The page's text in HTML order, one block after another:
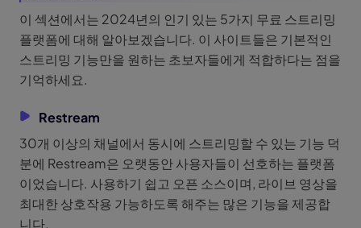
이 섹션에서는 2024년의 인기 있는 5가지 무료 스트리밍
플랫폼에 대해 알아보겠습니다. 이 사이트들은 기본적인
스트리밍 기능만을 원하는 초보자들에게 적합하다는 점을
기억하세요.
Restream
30개 이상의 채널에서 동시에 스트리밍할 수 있는 기능 덕
분에 Restream은 오랫동안 사용자들이 선호하는 플랫폼
이었습니다. 사용하기 쉽고 오픈 소스이며, 라이브 영상을
최대한 상호작용 가능하도록 해주는 많은 기능을 제공합
니다.